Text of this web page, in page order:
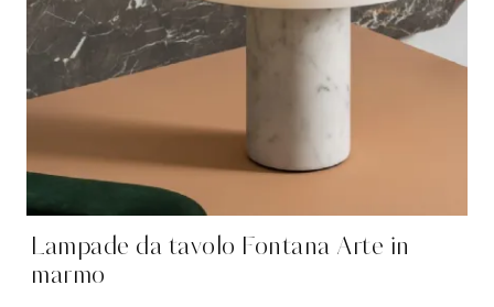
Lampade da tavolo Fontana Arte in
marmo